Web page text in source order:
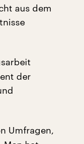
aus dem
der
Umfragen,